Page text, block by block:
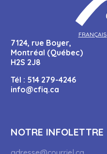
FRANÇAIS
7124, rue Boyer,
Montréal (Québec)
H2S 2J8
Tél : 514 279-4246
info@cfiq.ca
NOTRE INFOLETTRE